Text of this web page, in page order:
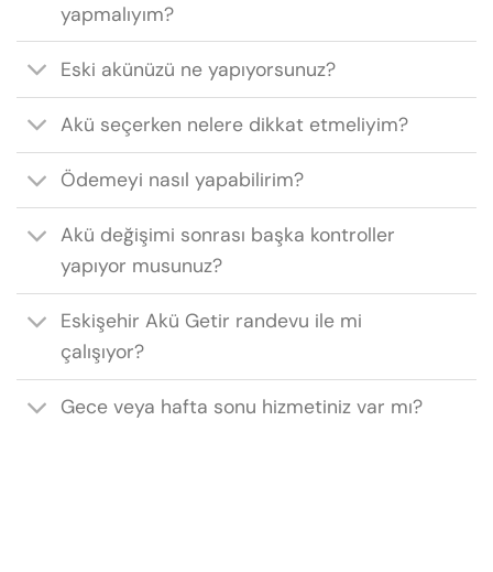
yapmalıyım?
Eski akünüzü ne yapıyorsunuz?
Akü seçerken nelere dikkat etmeliyim?
Ödemeyi nasıl yapabilirim?
Akü değişimi sonrası başka kontroller
yapıyor musunuz?
Eskişehir Akü Getir randevu ile mi
çalışıyor?
Gece veya hafta sonu hizmetiniz var mı?